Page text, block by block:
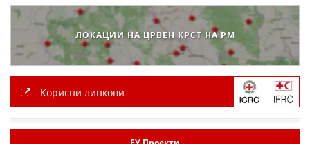
ЛОКАЦИИ НА ЦРВЕН КРСТ НА РМ
Корисни линкови